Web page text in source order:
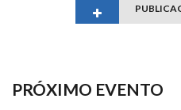
PRÓXIMO EVENTO